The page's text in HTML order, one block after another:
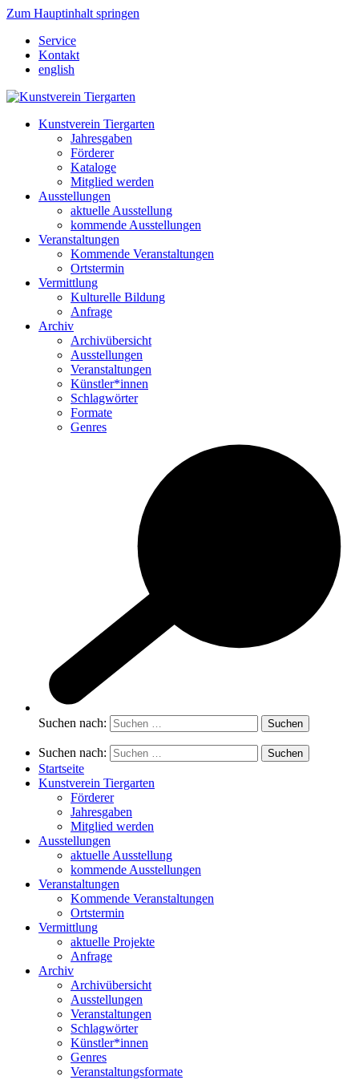
Zum Hauptinhalt springen
Service
Kontakt
english
Kunstverein Tiergarten
Jahresgaben
Förderer
Kataloge
Mitglied werden
Ausstellungen
aktuelle Ausstellung
kommende Ausstellungen
Veranstaltungen
Kommende Veranstaltungen
Ortstermin
Vermittlung
Kulturelle Bildung
Anfrage
Archiv
Archivübersicht
Ausstellungen
Veranstaltungen
Künstler*innen
Schlagwörter
Formate
Genres
Suchen nach:
Suchen nach:
Startseite
Kunstverein Tiergarten
Förderer
Jahresgaben
Mitglied werden
Ausstellungen
aktuelle Ausstellung
kommende Ausstellungen
Veranstaltungen
Kommende Veranstaltungen
Ortstermin
Vermittlung
aktuelle Projekte
Anfrage
Archiv
Archivübersicht
Ausstellungen
Veranstaltungen
Schlagwörter
Künstler*innen
Genres
Veranstaltungsformate